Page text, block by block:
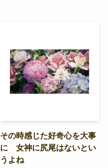
その時感じた好奇心を大事
に 女神に尻尾はないとい
うよね